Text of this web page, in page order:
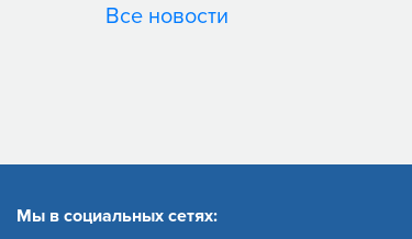
Все новости
Мы в социальных сетях: